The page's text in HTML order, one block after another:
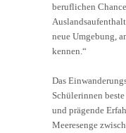
beruflichen
neue Umgebung,
kennen.“
Das
Schülerinnen
und prägende
Meeresenge